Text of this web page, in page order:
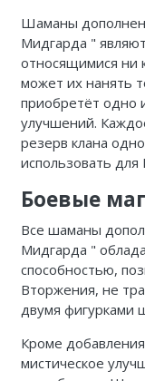
Шаманы
Мидгарда "
относящимися ни
может их нанять
приобретёт одно
улучшений.
резерв клана
использовать
Боевые
Все шаманы
Мидгарда "
способностью,
Вторжения, не
двумя фигурками
Кроме
мистическое